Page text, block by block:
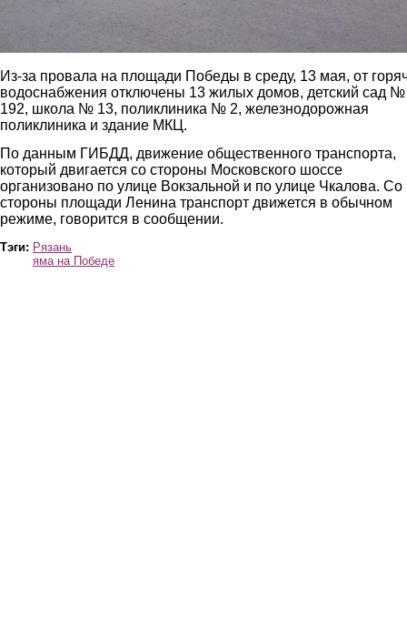
Из-за провала на площади Победы в среду, 13 мая, от
водоснабжения отключены 13 жилых домов, детский сад №
192, школа № 13, поликлиника № 2, железнодорожная
поликлиника и здание МКЦ.
По данным ГИБДД, движение общественного транспорта,
который двигается со стороны Московского шоссе
организовано по улице Вокзальной и по улице Чкалова. Со
стороны площади Ленина транспорт движется в обычном
режиме, говорится в сообщении.
Тэги: Рязань
яма на Победе